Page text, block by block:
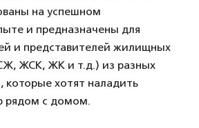
на успешном
и предназначены для
и представителей жилищных
ЖСК, ЖК и т.д.) из разных
которые хотят наладить
рядом с домом.